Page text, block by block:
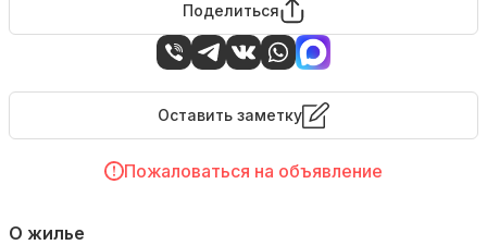
Поделиться
Оставить заметку
Пожаловаться на объявление
О жилье